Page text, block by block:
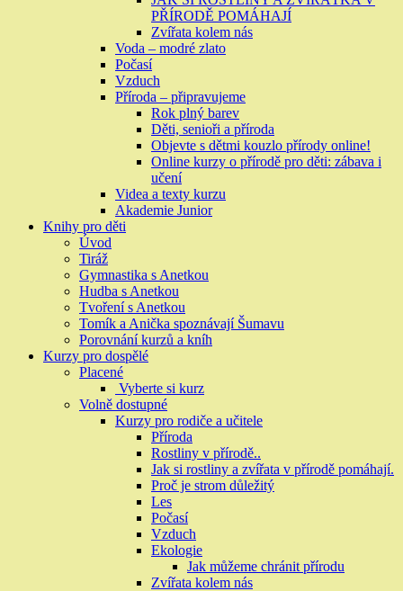
PŘÍRODĚ POMÁHAJÍ
Zvířata kolem nás
Voda – modré zlato
Počasí
Vzduch
Příroda – připravujeme
Rok plný barev
Děti, senioři a příroda
Objevte s dětmi kouzlo přírody online!
Online kurzy o přírodě pro děti: zábava i
učení
Videa a texty kurzu
Akademie Junior
Knihy pro děti
Úvod
Tiráž
Gymnastika s Anetkou
Hudba s Anetkou
Tvoření s Anetkou
Tomík a Anička spoznávají Šumavu
Porovnání kurzů a kníh
Kurzy pro dospělé
Placené
Vyberte si kurz
Volně dostupné
Kurzy pro rodiče a učitele
Příroda
Rostliny v přírodě..
Jak si rostliny a zvířata v přírodě pomáhají.
Proč je strom důležitý
Les
Počasí
Vzduch
Ekologie
Jak můžeme chránit přírodu
Zvířata kolem nás